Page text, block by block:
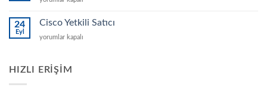
Fiyatı
24
Eyl
Cisco Yetkili Satıcı
Cisco
için
yorumlar kapalı
HIZLI ERIŞIM